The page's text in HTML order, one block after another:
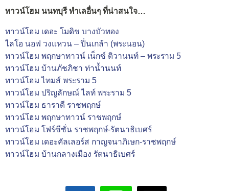
ทาวน์โฮม นนทบุรี ทำเลอื่นๆ ที่น่าสนใจ…
ทาวน์โฮม เดอะ โมดิช บางบัวทอง
ไลโอ นอฟ วงแหวน – ปิ่นเกล้า (พระนอน)
ทาวน์โฮม พฤกษาทาวน์ เน็กซ์ ติวานนท์ – พระราม 5
ทาวน์โฮม บ้านภัชภิชา ท่าน้ำนนท์
ทาวน์โฮม ไทมส์ พระราม 5
ทาวน์โฮม ปริญลักษณ์ ไลท์ พระราม 5
ทาวน์โฮม ธาราดี ราชพฤกษ์
ทาวน์โฮม พฤกษาทาวน์ ราชพฤกษ์
ทาวน์โฮม โฟร์ซีซั่น ราชพฤกษ์-รัตนาธิเบศร์
ทาวน์โฮม เดอะคัลเลอร์ส กาญจนาภิเษก-ราชพฤกษ์
ทาวน์โฮม บ้านกลางเมือง รัตนาธิเบศร์